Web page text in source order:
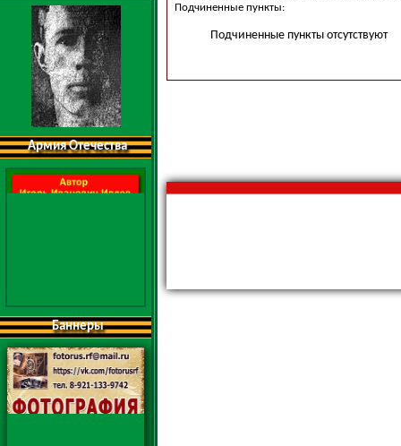
Армия Отечества
Баннеры
Подчиненные пункты:
Подчиненные пункты отсутствуют